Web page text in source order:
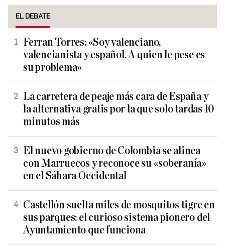
EL DEBATE
Ferran Torres: «Soy valenciano,
valencianista y español. A quien le pese es
su problema»
La carretera de peaje más cara de España y
la alternativa gratis por la que solo tardas 10
minutos más
El nuevo gobierno de Colombia se alinea
con Marruecos y reconoce su «soberanía»
en el Sáhara Occidental
Castellón suelta miles de mosquitos tigre en
sus parques: el curioso sistema pionero del
Ayuntamiento que funciona